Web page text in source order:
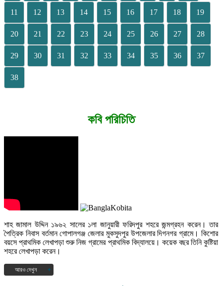
11 12 13 14 15 16 17 18 19
20 21 22 23 24 25 26 27 28
29 30 31 32 33 34 35 36 37
38
কবি পরিচিতি
শাহ জামাল উদ্দিন ১৯৬২ সালের ১লা জানুয়ারী ফরিদপুর শহরে জন্মগ্রহন করেন। তার
পৈত্রিক নিবাস বর্তমান গোপালগঞ্জ জেলার মুকসুদপুর উপজেলার দিগনগর গ্রামে। কিশোর
বয়সে প্রাথমিক লেখাপড়া শুরু নিজ গ্রামের প্রাথমিক বিদ্যালয়ে। কয়েক বছর তিনি কুষ্টিয়া
শহরে লেখাপড়া করেন।
আরও দেখুন